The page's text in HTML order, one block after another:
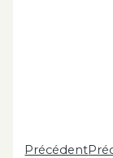
Précédent